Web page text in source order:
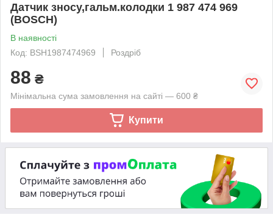
Датчик зносу,гальм.колодки 1 987 474 969
(BOSCH)
В наявності
Код: BSH1987474969
Роздріб
88 ₴
Мінімальна сума замовлення на сайті — 600 ₴
Купити